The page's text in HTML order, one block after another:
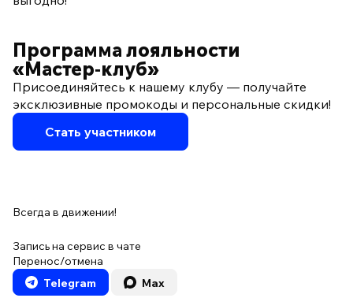
Программа лояльности
«Мастер‑клуб»
Присоединяйтесь к нашему клубу — получайте
эксклюзивные промокоды и персональные скидки!
Стать участником
Всегда в движении!
Запись на сервис в чате
Перенос/отмена
Telegram
Max